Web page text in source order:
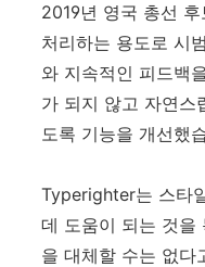
2019년 영국 총선
처리하는 용도로 시
와 지속적인 피드백
가 되지 않고 자연스
도록 기능을 개선했
Typerighter는 스타
데 도움이 되는 것을
을 대체할 수는 없다